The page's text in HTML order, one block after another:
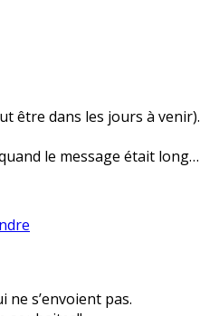
être dans les jours à venir).
le message était long…
ne s’envoient pas.